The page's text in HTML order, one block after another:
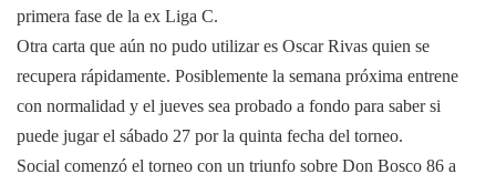
primera fase de la ex Liga C.
Otra carta que aún no pudo utilizar es Oscar Rivas quien se
recupera rápidamente. Posiblemente la semana próxima entrene
con normalidad y el jueves sea probado a fondo para saber si
puede jugar el sábado 27 por la quinta fecha del torneo.
Social comenzó el torneo con un triunfo sobre Don Bosco 86 a